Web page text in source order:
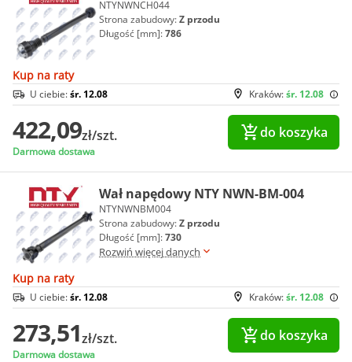
NTYNWNCH044
Strona zabudowy:Z przodu
Długość [mm]:786
Kup na raty
Kraków:śr. 12.08
U ciebie:śr. 12.08
422,09zł/szt.
Darmowa dostawa
do koszyka
Wał napędowy NTY NWN-BM-004
NTYNWNBM004
Strona zabudowy:Z przodu
Długość [mm]:730
Rozwiń więcej danych
Kup na raty
Kraków:śr. 12.08
U ciebie:śr. 12.08
273,51zł/szt.
Darmowa dostawa
do koszyka